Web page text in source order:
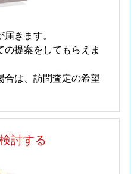
きます。
提案をしてもらえま
合は、訪問査定の希望
討する